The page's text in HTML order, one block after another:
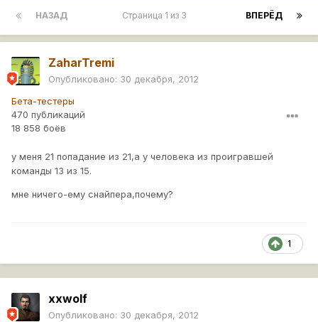
НАЗАД ВПЕРЁД
Страница 1 из 3
ZaharTremi
Опубликовано: 30 декабря, 2012
Бета-тестеры
470 публикаций
18 858 боёв
у меня 21 попадание из 21,а у человека из проигравшей
команды 13 из 15.
мне ничего-ему снайпера,почему?
1
xxwolf
Опубликовано: 30 декабря, 2012